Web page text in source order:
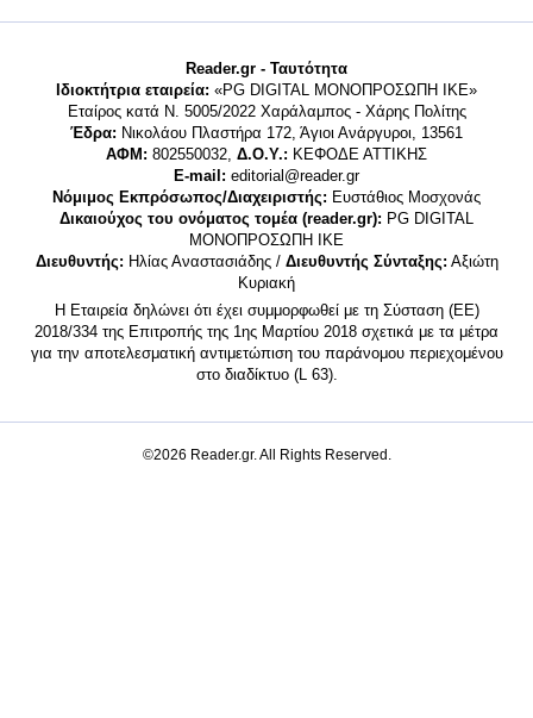
Reader.gr - Ταυτότητα
Ιδιοκτήτρια εταιρεία: «PG DIGITAL MONΟΠΡΟΣΩΠΗ ΙΚΕ»
Εταίρος κατά Ν. 5005/2022 Χαράλαμπος - Χάρης Πολίτης
Έδρα: Νικολάου Πλαστήρα 172, Άγιοι Ανάργυροι, 13561
ΑΦΜ: 802550032, Δ.Ο.Υ.: ΚΕΦΟΔΕ ΑΤΤΙΚΗΣ
E-mail: editorial@reader.gr
Νόμιμος Εκπρόσωπος/Διαχειριστής: Ευστάθιος Μοσχονάς
Δικαιούχος του ονόματος τομέα (reader.gr): PG DIGITAL
MONΟΠΡΟΣΩΠΗ ΙΚΕ
Διευθυντής: Ηλίας Αναστασιάδης / Διευθυντής Σύνταξης: Αξιώτη
Κυριακή
Η Εταιρεία δηλώνει ότι έχει συμμορφωθεί με τη Σύσταση (ΕΕ)
2018/334 της Επιτροπής της 1ης Μαρτίου 2018 σχετικά με τα μέτρα
για την αποτελεσματική αντιμετώπιση του παράνομου περιεχομένου
στο διαδίκτυο (L 63).
©2026 Reader.gr. All Rights Reserved.